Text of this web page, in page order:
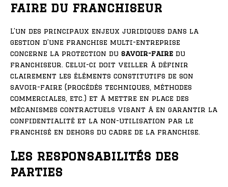
faire du franchiseur
L’un des principaux enjeux juridiques dans la
gestion d’une franchise multi-entreprise
concerne la protection du savoir-faire du
franchiseur. Celui-ci doit veiller à définir
clairement les éléments constitutifs de son
savoir-faire (procédés techniques, méthodes
commerciales, etc.) et à mettre en place des
mécanismes contractuels visant à en garantir la
confidentialité et la non-utilisation par le
franchisé en dehors du cadre de la franchise.
Les responsabilités des
parties